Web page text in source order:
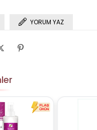
YORUM YAZ